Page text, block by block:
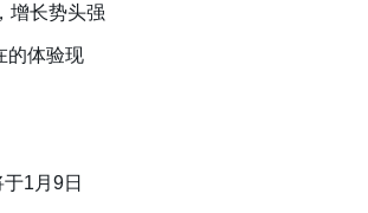
增长势头强
的体验现
1月9日